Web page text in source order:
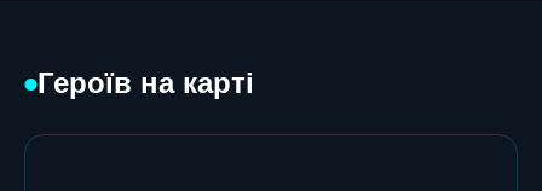
●Героїв на карті